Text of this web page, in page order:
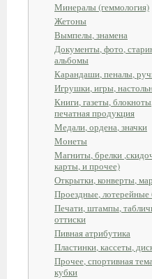
Минералы (геммология)
Жетоны
Вымпелы, знамена
Документы, фото,
альбомы
Карандаши, пеналы,
Игрушки, игры,
Книги, газеты,
печатная продукция
Медали, ордена, значки
Монеты
Магниты, брелки
карты, и прочее)
Открытки, конверты,
Проездные, лотерейные
Печати, штампы,
оттиски
Пивная атрибутика
Пластинки, кассеты,
Прочее, спортивная
кубки